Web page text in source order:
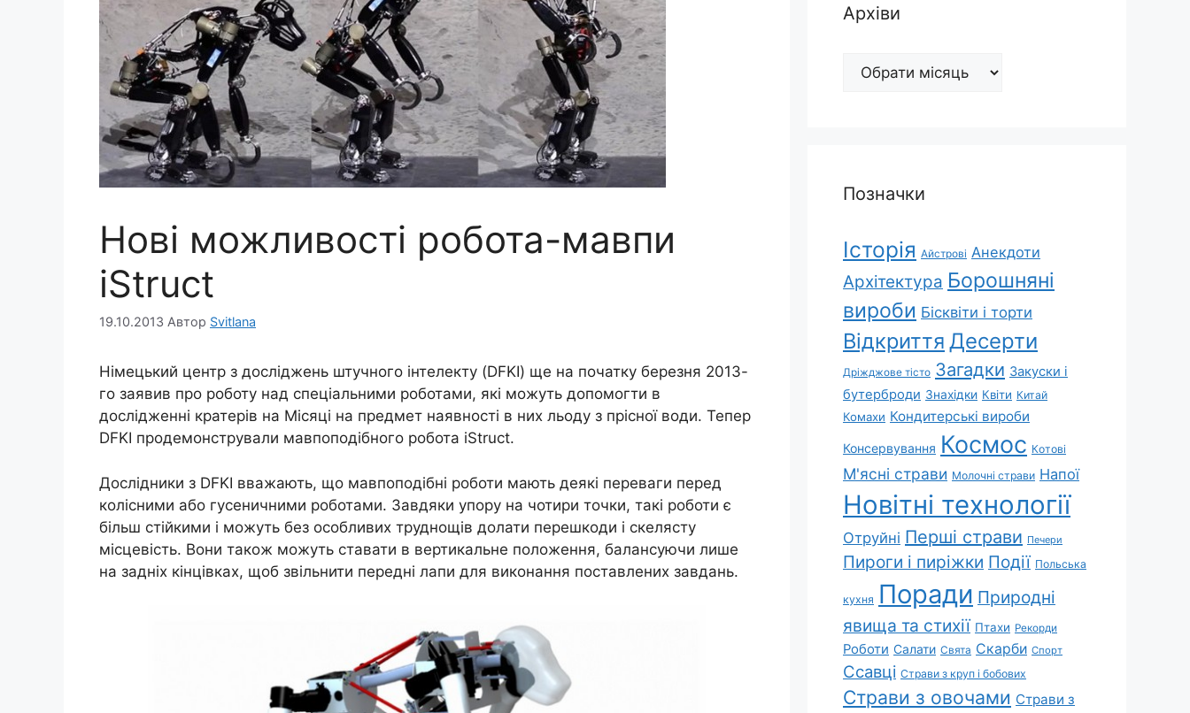
Нові можливості робота-мавпи
iStruct
19.10.2013 Автор Svitlana
Німецький центр з досліджень штучного інтелекту (DFKI) ще на початку березня 2013-
го заявив про роботу над спеціальними роботами, які можуть допомогти в
дослідженні кратерів на Місяці на предмет наявності в них льоду з прісної води. Тепер
DFKI продемонстрували мавпоподібного робота iStruct.
Дослідники з DFKI вважають, що мавпоподібні роботи мають деякі переваги перед
колісними або гусеничними роботами. Завдяки упору на чотири точки, такі роботи є
більш стійкими і можуть без особливих труднощів долати перешкоди і скелясту
місцевість. Вони також можуть ставати в вертикальне положення, балансуючи лише
на задніх кінцівках, щоб звільнити передні лапи для виконання поставлених завдань.
Архіви
Архіви
Позначки
Історія Айстрові Анекдоти
Архітектура Борошняні
вироби Бісквіти і торти
Відкриття Десерти
Дріжджове тісто Загадки Закуски і
бутерброди Знахідки Квіти Китай
Комахи Кондитерські вироби
Консервування Космос Котові
М'ясні страви Молочні страви Напої
Новітні технології
Отруйні Перші страви Печери
Пироги і пиріжки Події Польська
кухня Поради Природні
явища та стихії Птахи Рекорди
Роботи Салати Свята Скарби Спорт
Ссавці Страви з круп і бобових
Страви з овочами Страви з